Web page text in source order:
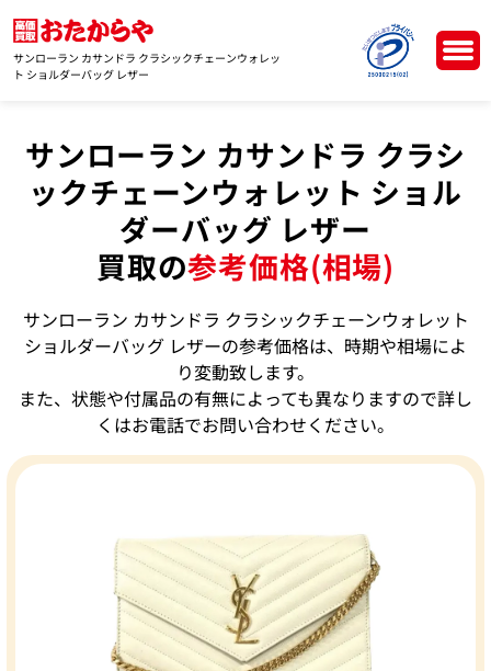
サンローラン カサンドラ クラシックチェーンウォレッ
ト ショルダーバッグ レザー
サンローラン カサンドラ クラシ
ックチェーンウォレット ショル
ダーバッグ レザー
買取の参考価格(相場)
サンローラン カサンドラ クラシックチェーンウォレット
ショルダーバッグ レザーの参考価格は、時期や相場によ
り変動致します。
また、状態や付属品の有無によっても異なりますので詳し
くはお電話でお問い合わせください。